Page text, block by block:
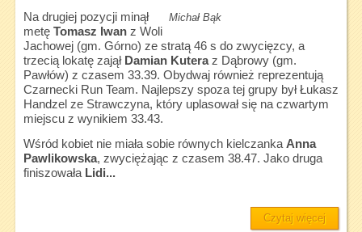
Michał Bąk
Na drugiej pozycji minął
metę Tomasz Iwanz Woli
Jachowej (gm. Górno) ze stratą 46 s do zwycięzcy, a
trzecią lokatę zajął Damian Kuteraz Dąbrowy (gm.
Pawłów) z czasem 33.39. Obydwaj również reprezentują
Czarnecki Run Team. Najlepszy spoza tej grupy był Łukasz
Handzel ze Strawczyna, który uplasował się na czwartym
miejscu z wynikiem 33.43.
Wśród kobiet nie miała sobie równych kielczanka Anna
Pawlikowska, zwyciężając z czasem 38.47. Jako druga
finiszowała Lidi...
Czytaj więcej